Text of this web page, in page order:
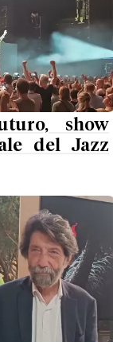
show
del Jazz